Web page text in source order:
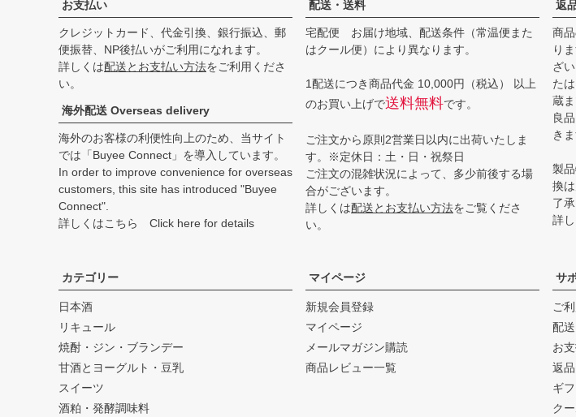
お支払い
クレジットカード、代金引換、銀行振込、郵
便振替、NP後払いがご利用になれます。
詳しくは配送とお支払い方法をご利用くださ
い。
海外配送 Overseas delivery
海外のお客様の利便性向上のため、当サイト
では「Buyee Connect」を導入しています。
In order to improve convenience for overseas
customers, this site has introduced "Buyee
Connect".
詳しくはこちら Click here for details
配送・送料
宅配便 お届け地域、配送条件（常温便また
はクール便）により異なります。
1配送につき商品代金 10,000円（税込） 以上
のお買い上げで送料無料です。
ご注文から原則2営業日以内に出荷いたしま
す。※定休日：土・日・祝祭日
ご注文の混雑状況によって、多少前後する場
合がございます。
詳しくは配送とお支払い方法をご覧くださ
い。
返
商
り
ざ
た
蔵
良
きま
製
換
了
詳
カテゴリー
日本酒
リキュール
焼酎・ジン・ブランデー
甘酒とヨーグルト・豆乳
スイーツ
酒粕・発酵調味料
マイページ
新規会員登録
マイページ
メールマガジン購読
商品レビュー一覧
サ
ご
配
お
返
ギ
ク